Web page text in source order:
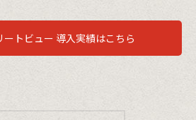
トビュー 導入実績はこちら